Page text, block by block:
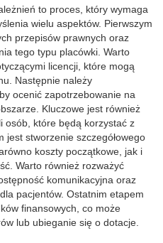
to proces, który wymaga
wielu aspektów. Pierwszym
przepisów prawnych oraz
tego typu placówki. Warto
licencji, które mogą
Następnie należy
ocenić zapotrzebowanie na
Kluczowe jest również
osób, które będą korzystać z
jest stworzenie szczegółowego
koszty początkowe, jak i
Warto również rozważyć
komunikacyjna oraz
pacjentów. Ostatnim etapem
finansowych, co może
lub ubieganie się o dotacje.